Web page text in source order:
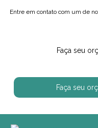
Entre em contato com um de
Faça seu
Faça seu